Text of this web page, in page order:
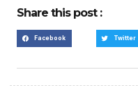
Share this post :
Facebook Twitter